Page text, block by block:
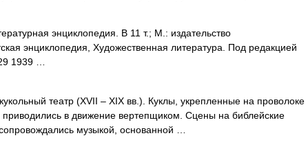
энциклопедия. В 11 т.; М.: издательство
энциклопедия, Художественная литература. Под редакцией
1939 …
театр (XVII – XIX вв.). Куклы, укрепленные на проволоке
приводились в движение вертепщиком. Сцены на библейские
музыкой, основанной …